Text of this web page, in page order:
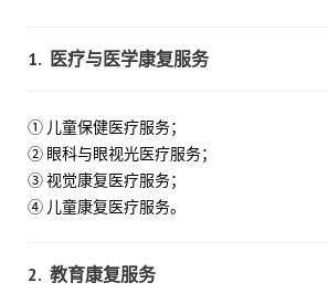
1. 医疗与医学康复服务
① 儿童保健医疗服务；
② 眼科与眼视光医疗服务；
③ 视觉康复医疗服务；
④ 儿童康复医疗服务。
2. 教育康复服务